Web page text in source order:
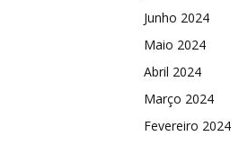
Junho 2024
Maio 2024
Abril 2024
Março 2024
Fevereiro 2024